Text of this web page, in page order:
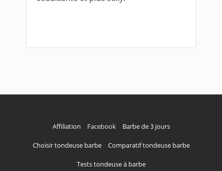
Affiliation Facebook Barbe de 3 jours
Choisir tondeuse barbe Comparatif tondeuse barbe
Tests tondeuse à barbe